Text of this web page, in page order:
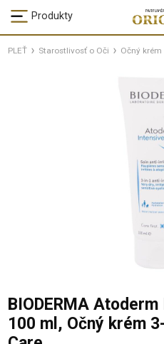
Produkty
PLEŤ Starostlivosť o Oči Očný krém
BIODERMA
100 ml, Očný krém